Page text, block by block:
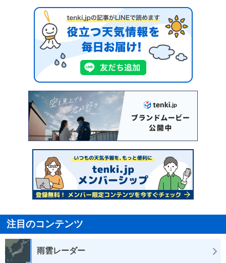
注目のコンテンツ
雨雲レーダー